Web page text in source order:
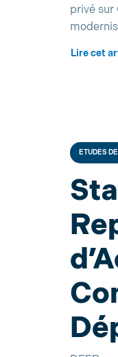
privé sur
Lire cet
ETUDES